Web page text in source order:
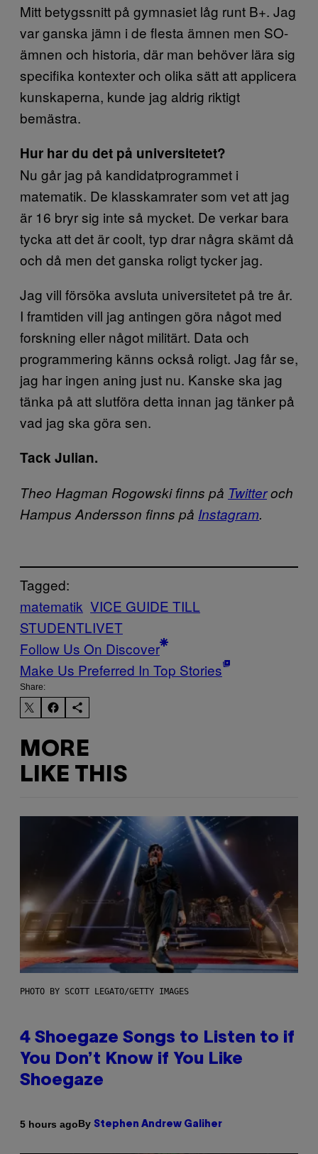
Mitt betygssnitt på gymnasiet låg runt B+. Jag
var ganska jämn i de flesta ämnen men SO-
ämnen och historia, där man behöver lära sig
specifika kontexter och olika sätt att applicera
kunskaperna, kunde jag aldrig riktigt
bemästra.
Hur har du det på universitetet?
Nu går jag på kandidatprogrammet i
matematik. De klasskamrater som vet att jag
är 16 bryr sig inte så mycket. De verkar bara
tycka att det är coolt, typ drar några skämt då
och då men det ganska roligt tycker jag.
Jag vill försöka avsluta universitetet på tre år.
I framtiden vill jag antingen göra något med
forskning eller något militärt. Data och
programmering känns också roligt. Jag får se,
jag har ingen aning just nu. Kanske ska jag
tänka på att slutföra detta innan jag tänker på
vad jag ska göra sen.
Tack Julian.
Theo Hagman Rogowski finns på Twitteroch
Hampus Andersson finns på Instagram.
Tagged:
matematik VICE GUIDE TILL
STUDENTLIVET
Follow Us On Discover
Make Us Preferred In Top Stories
Share:
MORE
LIKE THIS
PHOTO BY SCOTT LEGATO/GETTY IMAGES
4 Shoegaze Songs to Listen to if
You Don’t Know if You Like
Shoegaze
5 hours agoBy Stephen Andrew Galiher